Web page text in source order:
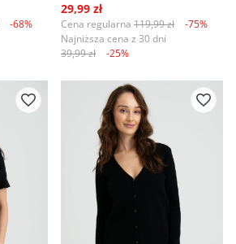
-68%
29,99 zł
Cena regularna 119,99 zł
-75%
Najniższa cena z 30 dni
39,99 zł
-25%